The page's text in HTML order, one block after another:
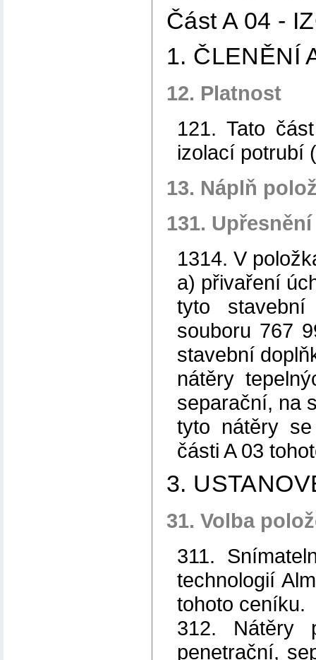
Část A 04 -
1. ČLENĚNÍ
12. Platnost
121. Tato
izolací potrubí
13. Náplň
131.
1314. V
a) přivaření
tyto
souboru 767
stavební
nátěry
separační, na
tyto nátěry
části A 03
3.
31. Volba
311.
technologií
tohoto ceníku.
312. Nátěry
penetrační,